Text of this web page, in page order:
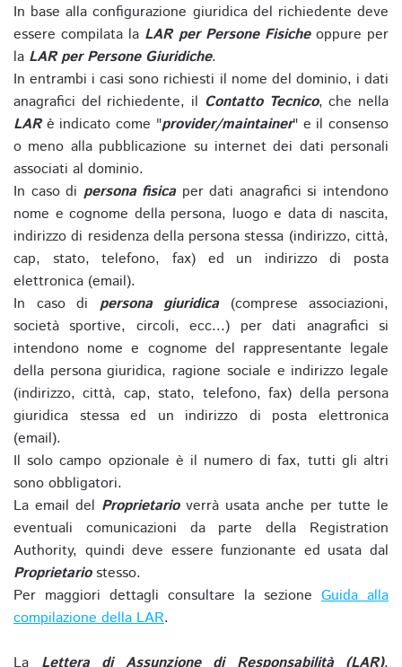
In base alla configurazione giuridica del richiedente deve
essere compilata la LAR per Persone Fisicheoppure per
la LAR per Persone Giuridiche.
In entrambi i casi sono richiesti il nome del dominio, i dati
anagrafici del richiedente, il Contatto Tecnico, che nella
LARè indicato come "provider/maintainer" e il consenso
o meno alla pubblicazione su internet dei dati personali
associati al dominio.
In caso di persona fisicaper dati anagrafici si intendono
nome e cognome della persona, luogo e data di nascita,
indirizzo di residenza della persona stessa (indirizzo, città,
cap, stato, telefono, fax) ed un indirizzo di posta
elettronica (email).
In caso di persona giuridica(comprese associazioni,
società sportive, circoli, ecc...) per dati anagrafici si
intendono nome e cognome del rappresentante legale
della persona giuridica, ragione sociale e indirizzo legale
(indirizzo, città, cap, stato, telefono, fax) della persona
giuridica stessa ed un indirizzo di posta elettronica
(email).
Il solo campo opzionale è il numero di fax, tutti gli altri
sono obbligatori.
La email del Proprietarioverrà usata anche per tutte le
eventuali comunicazioni da parte della Registration
Authority, quindi deve essere funzionante ed usata dal
Proprietariostesso.
Per maggiori dettagli consultare la sezione Guida alla
compilazione della LAR.